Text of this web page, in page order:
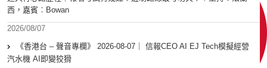
西，嘉賓︰Bowan
2026/08/07
《香港台 – 聲音專欄》 2026-08-07｜ 信報CEO AI EJ Tech模擬經營
汽水機 AI即變狡猾